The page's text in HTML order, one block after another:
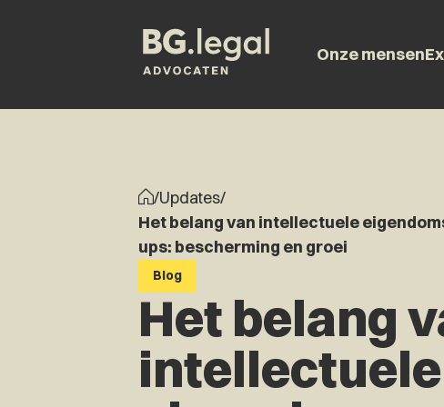
Onze mensen
/Updates/
Het belang van intellectuele
ups: bescherming en groei
Blog
Het belang
intellectuele